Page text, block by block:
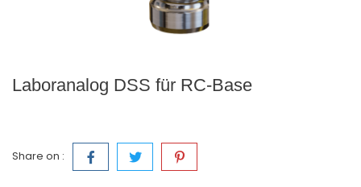
Laboranalog DSS für RC-Base
Share on :